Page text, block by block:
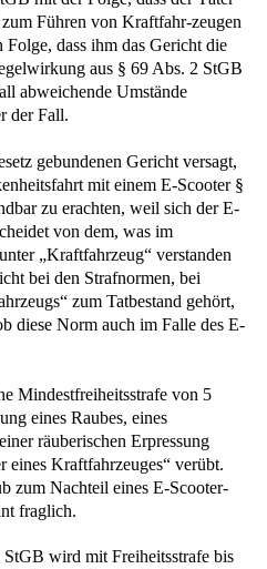
Führen von Kraftfahr-zeugen
Folge, dass ihm das Gericht die
aus § 69 Abs. 2 StGB
abweichende Umstände
der Fall.
gebundenen Gericht versagt,
mit einem E-Scooter §
zu erachten, weil sich der E-
von dem, was im
„Kraftfahrzeug“ verstanden
bei den Strafnormen, bei
zum Tatbestand gehört,
diese Norm auch im Falle des E-
Mindestfreiheitsstrafe von 5
eines Raubes, eines
räuberischen Erpressung
Kraftfahrzeuges“ verübt.
zum Nachteil eines E-Scooter-
fraglich.
wird mit Freiheitsstrafe bis